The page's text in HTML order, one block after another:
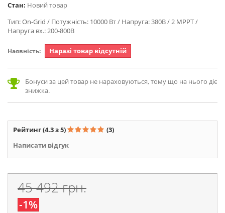
Стан: Новий товар
Тип: On-Grid / Потужність: 10000 Вт / Напруга: 380В / 2 MPPT /
Напруга вх.: 200-800В
Наявність: Наразі товар відсутній
Бонуси за цей товар не нараховуються, тому що на нього діє
знижка.
Рейтинг(4.3 з 5)
(3)
Написати відгук
45 492 грн.
-1%